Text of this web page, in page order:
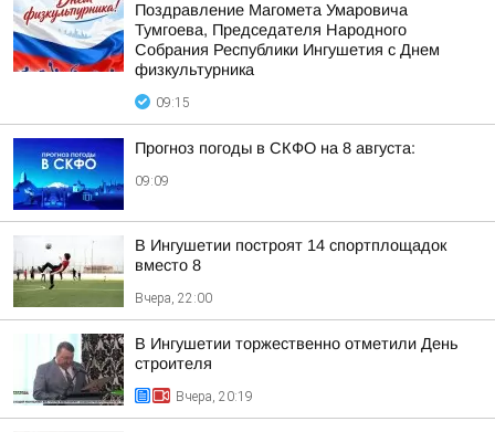
Поздравление Магомета Умаровича
Тумгоева, Председателя Народного
Собрания Республики Ингушетия с Днем
физкультурника
09:15
Прогноз погоды в СКФО на 8 августа:
09:09
В Ингушетии построят 14 спортплощадок
вместо 8
Вчера, 22:00
В Ингушетии торжественно отметили День
строителя
Вчера, 20:19